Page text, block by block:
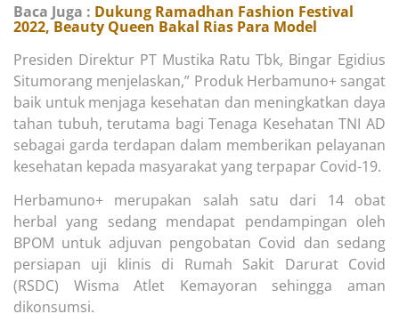
Baca Juga : Dukung Ramadhan Fashion Festival
2022, Beauty Queen Bakal Rias Para Model
Presiden Direktur PT Mustika Ratu Tbk, Bingar Egidius
Situmorang menjelaskan,” Produk Herbamuno+ sangat
baik untuk menjaga kesehatan dan meningkatkan daya
tahan tubuh, terutama bagi Tenaga Kesehatan TNI AD
sebagai garda terdapan dalam memberikan pelayanan
kesehatan kepada masyarakat yang terpapar Covid-19.
Herbamuno+ merupakan salah satu dari 14 obat
herbal yang sedang mendapat pendampingan oleh
BPOM untuk adjuvan pengobatan Covid dan sedang
persiapan uji klinis di Rumah Sakit Darurat Covid
(RSDC) Wisma Atlet Kemayoran sehingga aman
dikonsumsi.